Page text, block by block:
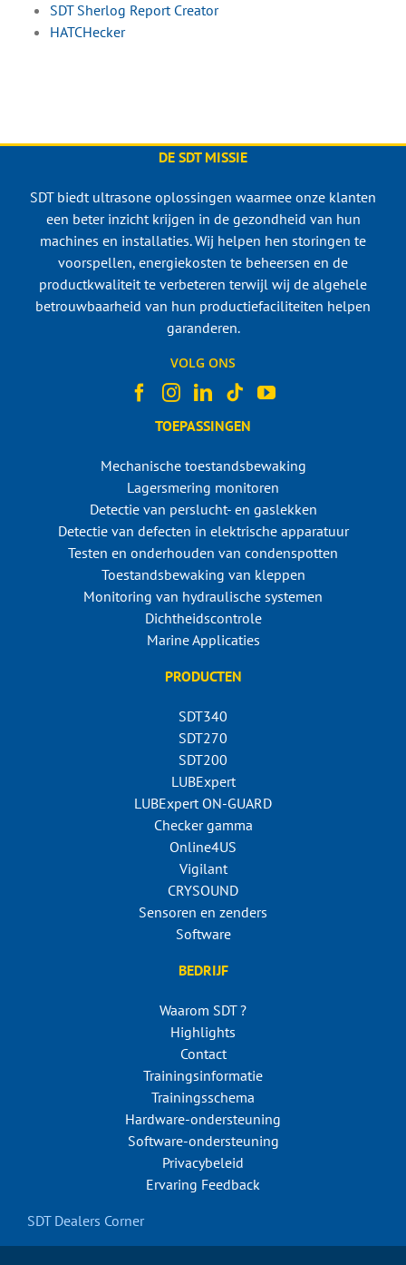
SDT Sherlog Report Creator
HATCHecker
DE SDT MISSIE
SDT biedt ultrasone oplossingen waarmee onze klanten
een beter inzicht krijgen in de gezondheid van hun
machines en installaties. Wij helpen hen storingen te
voorspellen, energiekosten te beheersen en de
productkwaliteit te verbeteren terwijl wij de algehele
betrouwbaarheid van hun productiefaciliteiten helpen
garanderen.
VOLG ONS
TOEPASSINGEN
Mechanische toestandsbewaking
Lagersmering monitoren
Detectie van perslucht- en gaslekken
Detectie van defecten in elektrische apparatuur
Testen en onderhouden van condenspotten
Toestandsbewaking van kleppen
Monitoring van hydraulische systemen
Dichtheidscontrole
Marine Applicaties
PRODUCTEN
SDT340
SDT270
SDT200
LUBExpert
LUBExpert ON-GUARD
Checker gamma
Online4US
Vigilant
CRYSOUND
Sensoren en zenders
Software
BEDRIJF
Waarom SDT ?
Highlights
Contact
Trainingsinformatie
Trainingsschema
Hardware-ondersteuning
Software-ondersteuning
Privacybeleid
Ervaring Feedback
SDT Dealers Corner